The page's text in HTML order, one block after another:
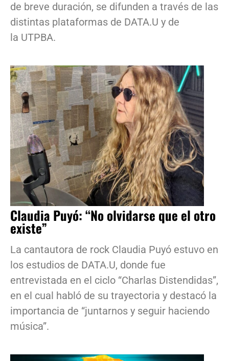
de breve duración, se difunden a través de las
distintas plataformas de DATA.U y de
la UTPBA.
Claudia Puyó: “No olvidarse que el otro
existe”
La cantautora de rock Claudia Puyó estuvo en
los estudios de DATA.U, donde fue
entrevistada en el ciclo “Charlas Distendidas”,
en el cual habló de su trayectoria y destacó la
importancia de “juntarnos y seguir haciendo
música”.